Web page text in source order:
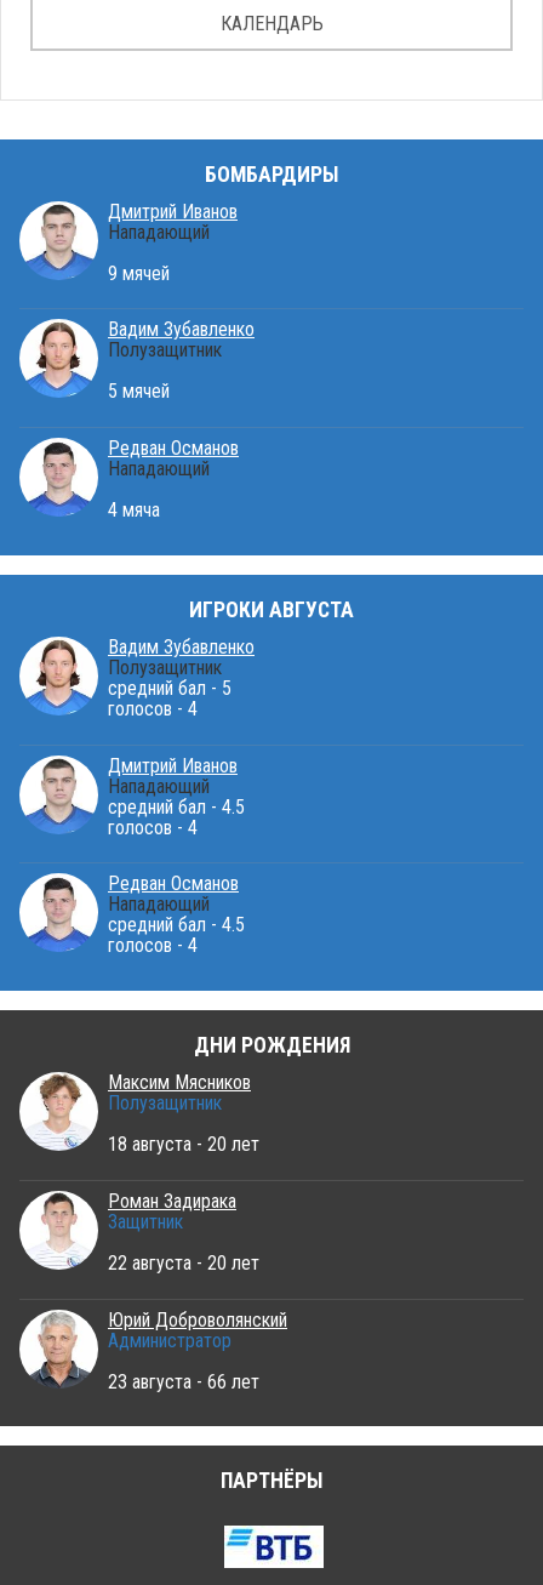
КАЛЕНДАРЬ
БОМБАРДИРЫ
Дмитрий Иванов
Нападающий
9 мячей
Вадим Зубавленко
Полузащитник
5 мячей
Редван Османов
Нападающий
4 мяча
ИГРОКИ АВГУСТА
Вадим Зубавленко
Полузащитник
средний бал - 5
голосов - 4
Дмитрий Иванов
Нападающий
средний бал - 4.5
голосов - 4
Редван Османов
Нападающий
средний бал - 4.5
голосов - 4
ДНИ РОЖДЕНИЯ
Максим Мясников
Полузащитник
18 августа - 20 лет
Роман Задирака
Защитник
22 августа - 20 лет
Юрий Доброволянский
Администратор
23 августа - 66 лет
ПАРТНЁРЫ